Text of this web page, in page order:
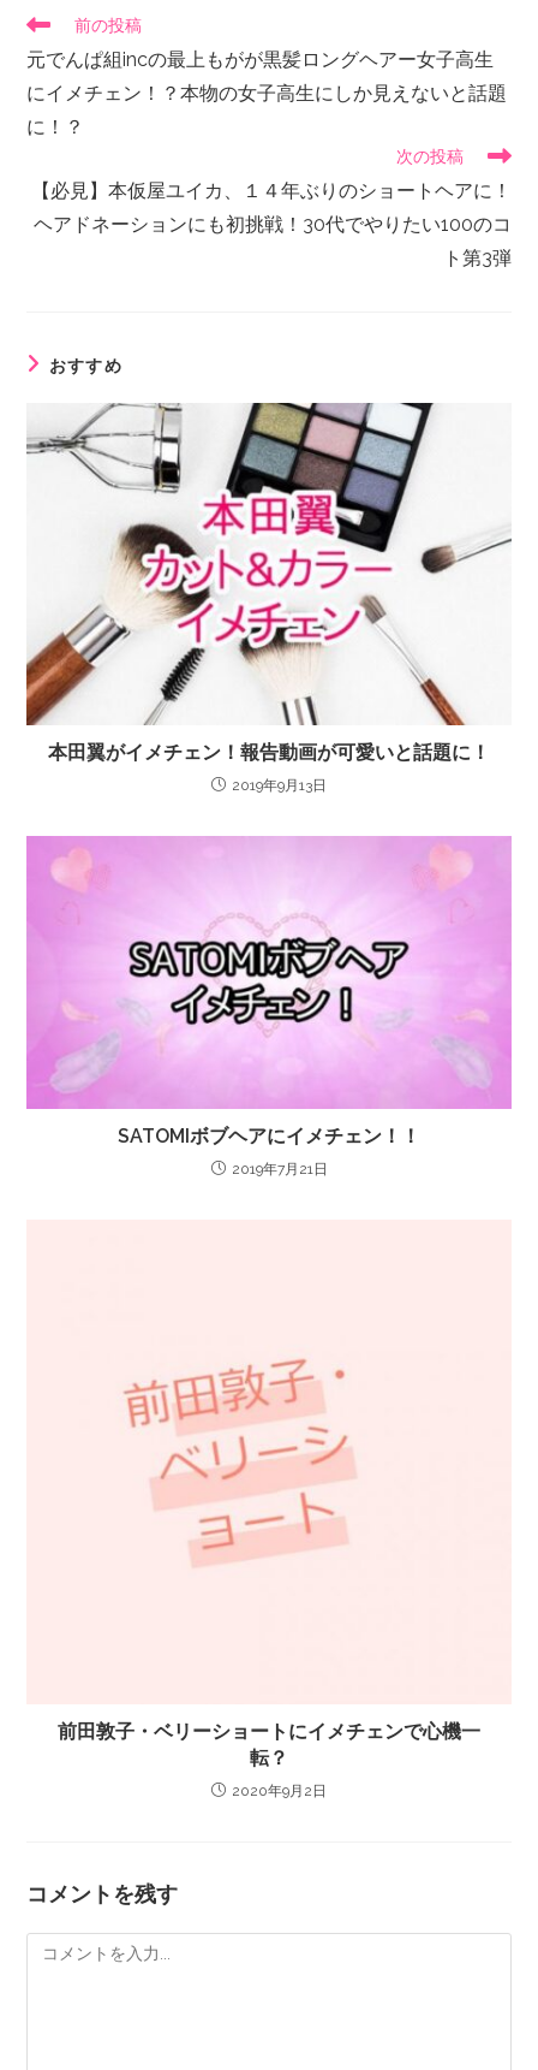
前の投稿
元でんぱ組incの最上もがが黒髪ロングヘアー女子高生
にイメチェン！？本物の女子高生にしか見えないと話題
に！？
次の投稿
【必見】本仮屋ユイカ、１４年ぶりのショートヘアに！
ヘアドネーションにも初挑戦！30代でやりたい100のコ
ト第3弾
おすすめ
本田翼がイメチェン！報告動画が可愛いと話題に！
2019年9月13日
SATOMIボブヘアにイメチェン！！
2019年7月21日
前田敦子・ベリーショートにイメチェンで心機一
転？
2020年9月2日
コメントを残す